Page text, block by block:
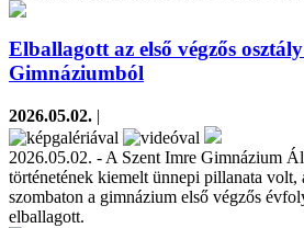
Elballagott az első végzős
Gimnáziumból
2026.05.02. |
2026.05.02. - A Szent Imre Gimnázium
történetének kiemelt ünnepi pillanata volt,
szombaton a gimnázium első végzős
elballagott.